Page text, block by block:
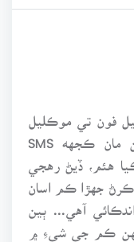
فون تي موڪليل
هئم، ڏيڻ رهجي
ويا. موبائيل فونن تي رکي رکي SMS ڪرڻ جهڙا ڪم اسان
آهي... ٻين
ڪم جي شيءِ ۾